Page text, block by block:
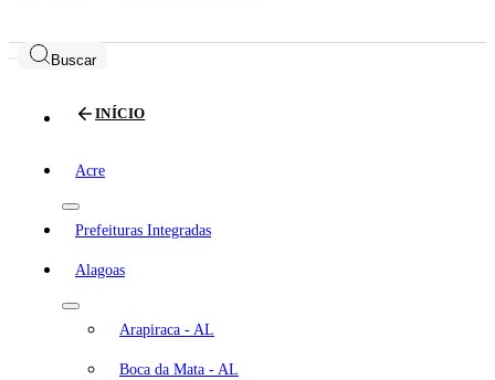
Buscar
INÍCIO
Acre
Prefeituras Integradas
Alagoas
Arapiraca - AL
Boca da Mata - AL